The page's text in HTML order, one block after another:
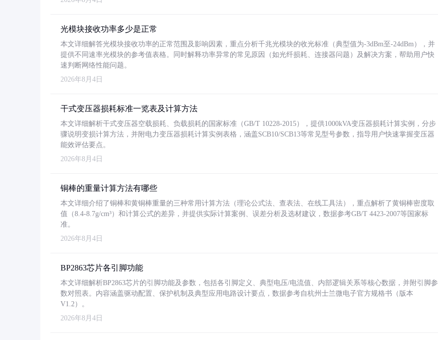
光模块接收功率多少是正常
本文详细解答光模块接收功率的正常范围及影响因素，重点分析千兆光模块的收光标准（典型值为-3dBm至-24dBm），并
提供不同速率光模块的参考值表格。同时解释功率异常的常见原因（如光纤损耗、连接器问题）及解决方案，帮助用户快
速判断网络性能问题。
2026年8月4日
干式变压器损耗标准一览表及计算方法
本文详细解析干式变压器空载损耗、负载损耗的国家标准（GB/T 10228-2015），提供1000kVA变压器损耗计算实例，分步
骤说明变损计算方法，并附电力变压器损耗计算实例表格，涵盖SCB10/SCB13等常见型号参数，指导用户快速掌握变压器
能效评估要点。
2026年8月4日
铜棒的重量计算方法有哪些
本文详细介绍了铜棒和黄铜棒重量的三种常用计算方法（理论公式法、查表法、在线工具法），重点解析了黄铜棒密度取
值（8.4-8.7g/cm³）和计算公式的差异，并提供实际计算案例、误差分析及选材建议，数据参考GB/T 4423-2007等国家标
准。
2026年8月4日
BP2863芯片各引脚功能
本文详细解析BP2863芯片的引脚功能及参数，包括各引脚定义、典型电压/电流值、内部逻辑关系等核心数据，并附引脚参
数对照表。内容涵盖驱动配置、保护机制及典型应用电路设计要点，数据参考自杭州士兰微电子官方规格书（版本
V1.2）。
2026年8月4日